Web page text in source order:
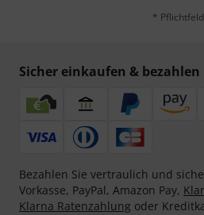
* Pflichtfeld
Sicher einkaufen & bezahlen
Bezahlen Sie vertraulich und
Vorkasse, PayPal, Amazon Pay,
Klarna Ratenzahlung oder